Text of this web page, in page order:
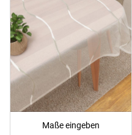
Maße eingeben